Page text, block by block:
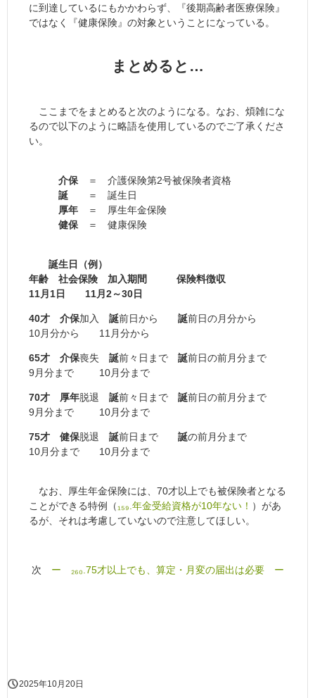
に到達しているにもかかわらず、『後期高齢者医療保険』
ではなく『健康保険』の対象ということになっている。
まとめると…
ここまでをまとめると次のようになる。なお、煩雑にな
るので以下のように略語を使用しているのでご了承くださ
い。
介保 ＝ 介護保険第2号被保険者資格
誕 ＝ 誕生日
厚年 ＝ 厚生年金保険
健保 ＝ 健康保険
誕生日（例）
年齢
社会保険 加入期間
保険料徴収
11月1日
11月2～30日
40才 介保加入 誕前日から 誕前日の月分から
10月分から 11月分から
65才 介保喪失 誕前々日まで 誕前日の前月分まで
9月分まで 10月分まで
70才 厚年脱退 誕前々日まで 誕前日の前月分まで
9月分まで 10月分まで
75才 健保脱退 誕前日まで 誕の前月分まで
10月分まで 10月分まで
なお、厚生年金保険には、70才以上でも被保険者となる
ことができる特例（₁₅₉.年金受給資格が10年ない！ ）があ
るが、それは考慮していないので注意してほしい。
次 ー ₂₆₀.75才以上でも、算定・月変の届出は必要 ー
2025年10月20日